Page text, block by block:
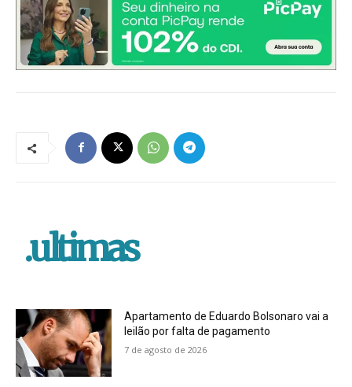
.ultimas
Apartamento de Eduardo Bolsonaro vai a
leilão por falta de pagamento
7 de agosto de 2026